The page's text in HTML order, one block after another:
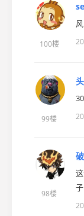
100楼
99楼
98楼